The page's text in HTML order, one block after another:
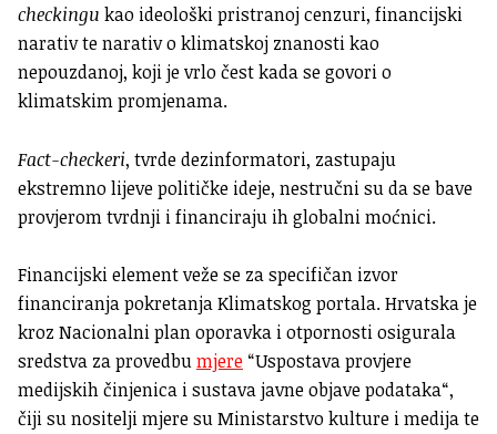
checkingu kao ideološki pristranoj cenzuri, financijski
narativ te narativ o klimatskoj znanosti kao
nepouzdanoj, koji je vrlo čest kada se govori o
klimatskim promjenama.
Fact-checkeri, tvrde dezinformatori, zastupaju
ekstremno lijeve političke ideje, nestručni su da se bave
provjerom tvrdnji i financiraju ih globalni moćnici.
Financijski element veže se za specifičan izvor
financiranja pokretanja Klimatskog portala. Hrvatska je
kroz Nacionalni plan oporavka i otpornosti osigurala
sredstva za provedbumjere “Uspostava provjere
medijskih činjenica i sustava javne objave podataka“,
čiji su nositelji mjere su Ministarstvo kulture i medija te